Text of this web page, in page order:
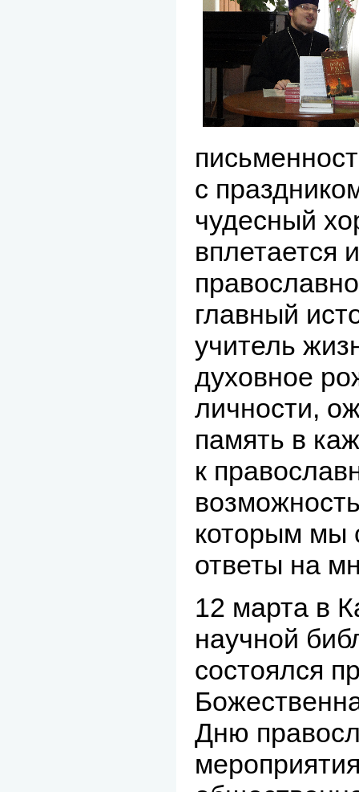
с
чудесный
вплетается
главный
учитель
духовное
личности,
память в
к
которым мы
ответы на
12 марта в
научной
состоялся
Дню